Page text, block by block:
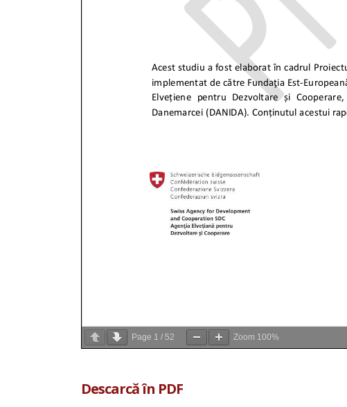
Page 1 / 52 Zoom 100%
Descarcă în PDF